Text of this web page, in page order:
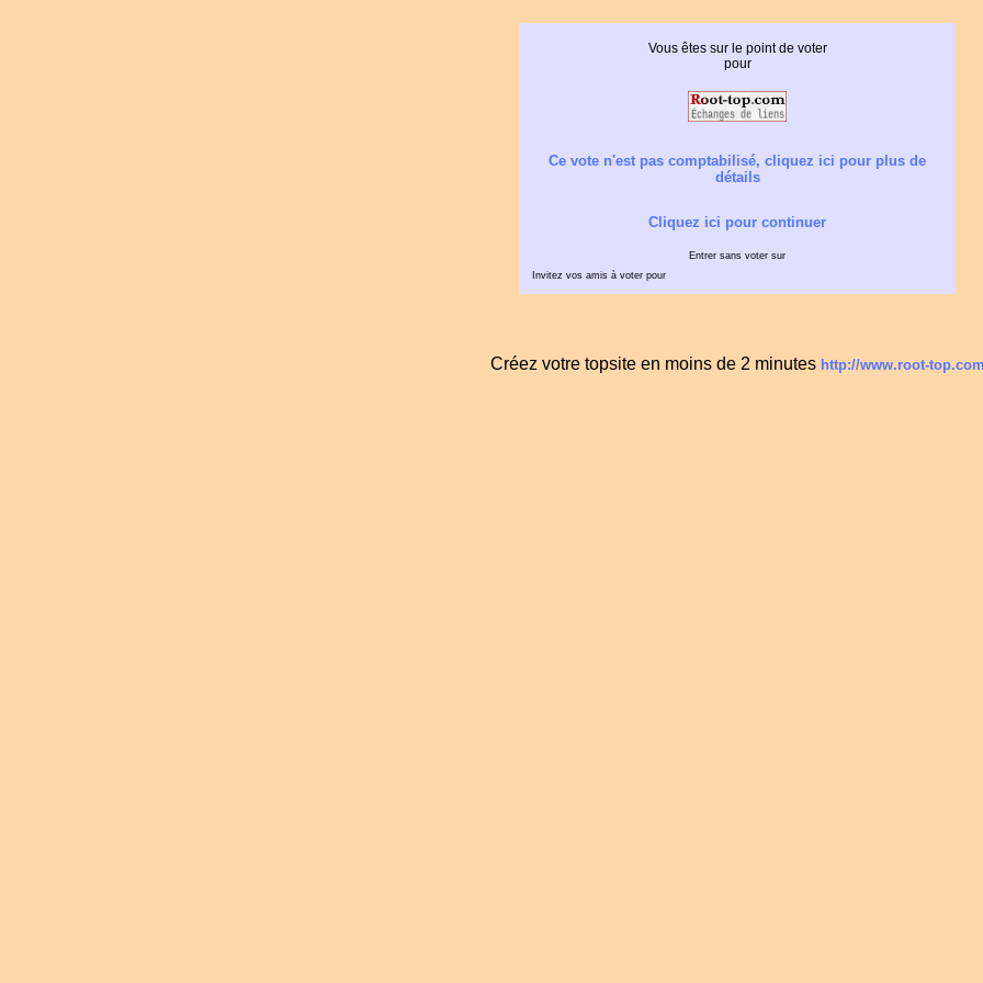
Vous êtes sur le point de voter
pour
Ce vote n'est pas comptabilisé, cliquez ici pour plus de
détails
Cliquez ici pour continuer
Entrer sans voter sur
Invitez vos amis à voter pour
Créez votre topsite en moins de 2 minutes http://www.root-